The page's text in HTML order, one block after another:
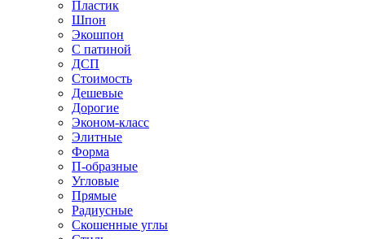
Пластик
Шпон
Экошпон
С патиной
ДСП
Стоимость
Дешевые
Дорогие
Эконом-класс
Элитные
Форма
П-образные
Угловые
Прямые
Радиусные
Скошенные углы